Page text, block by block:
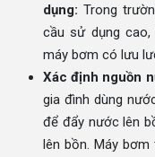
dụng: Trong
cầu sử dụng
máy bơm có lưu
Xác định nguồn
gia đình dùng
để đẩy nước lên
lên bồn. Máy